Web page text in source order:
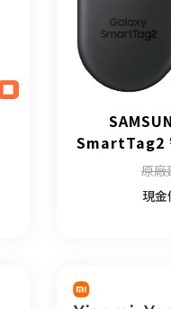
SmartTag2
原廠
現金